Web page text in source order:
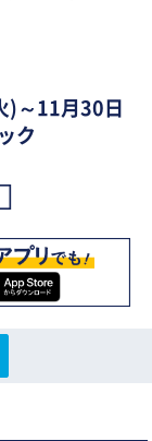
)～11月30日
ク